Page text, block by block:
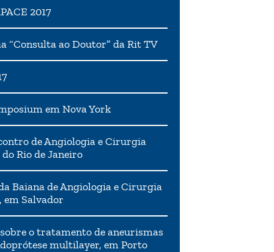
2017
“Consulta ao Doutor” da Rit TV
em Nova York
de Angiologia e Cirurgia
Rio de Janeiro
Baiana de Angiologia e Cirurgia
em Salvador
o tratamento de aneurismas
multilayer, em Porto